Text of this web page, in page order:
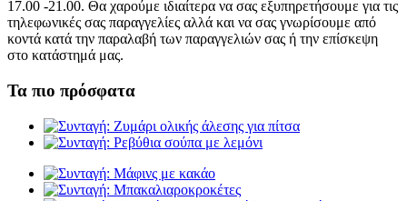
17.00 -21.00. Θα χαρούμε ιδιαίτερα να σας εξυπηρετήσουμε για τις
τηλεφωνικές σας παραγγελίες αλλά και να σας γνωρίσουμε από
κοντά κατά την παραλαβή των παραγγελιών σας ή την επίσκεψη
στο κατάστημά μας.
Τα πιο πρόσφατα